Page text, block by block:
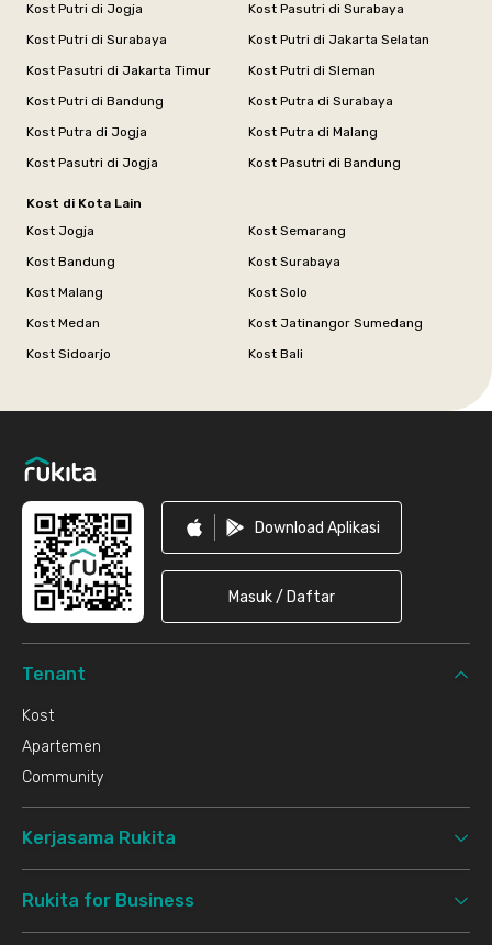
Kost Putri di Jogja
Kost Pasutri di Surabaya
Kost Putri di Surabaya
Kost Putri di Jakarta Selatan
Kost Pasutri di Jakarta Timur
Kost Putri di Sleman
Kost Putri di Bandung
Kost Putra di Surabaya
Kost Putra di Jogja
Kost Putra di Malang
Kost Pasutri di Jogja
Kost Pasutri di Bandung
Kost di Kota Lain
Kost Jogja
Kost Semarang
Kost Bandung
Kost Surabaya
Kost Malang
Kost Solo
Kost Medan
Kost Jatinangor Sumedang
Kost Sidoarjo
Kost Bali
Download Aplikasi
Masuk / Daftar
Tenant
Kost
Apartemen
Community
Kerjasama Rukita
Rukita for Business